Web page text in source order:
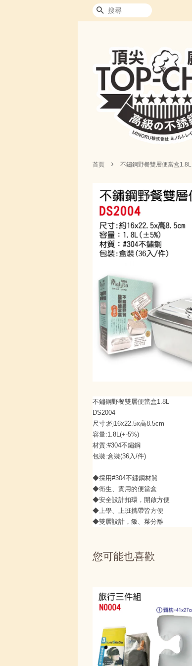
搜尋
首頁 › 不鏽鋼野餐雙層便當盒1.8L
不鏽鋼野餐雙層便當盒1.8L
DS2004
尺寸:約16x22.5x高8.5cm
容量:1.8L(+-5%)
材質:#304不鏽鋼
包裝:盒裝(36入/件)
◆採用#304不鏽鋼材質
◆衛生、實用的便當盒
◆安全設計扣環，開啟方便
◆上學、上班攜帶皆方便
◆雙層設計，飯、菜分離
您可能也喜歡